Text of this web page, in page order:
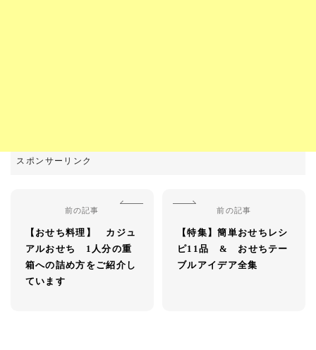
前の記事
【おせち料理】 カジュ
アルおせち 1人分の重
箱への詰め方をご紹介し
ています
前の記事
【特集】簡単おせちレシ
ピ11品 & おせちテー
ブルアイデア全集